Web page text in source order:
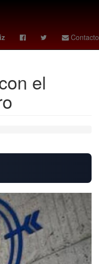
Contacto
el